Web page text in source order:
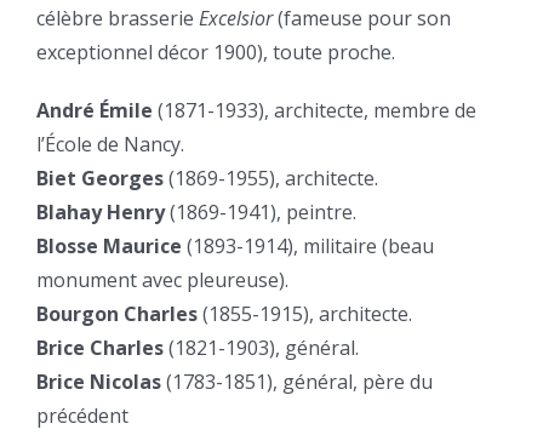
célèbre brasserie Excelsior(fameuse pour son
exceptionnel décor 1900), toute proche.
André Émile (1871-1933), architecte, membre de
l’École de Nancy.
Biet Georges(1869-1955), architecte.
Blahay Henry(1869-1941), peintre.
Blosse Maurice (1893-1914), militaire (beau
monument avec pleureuse).
Bourgon Charles(1855-1915), architecte.
Brice Charles(1821-1903), général.
Brice Nicolas(1783-1851), général, père du
précédent